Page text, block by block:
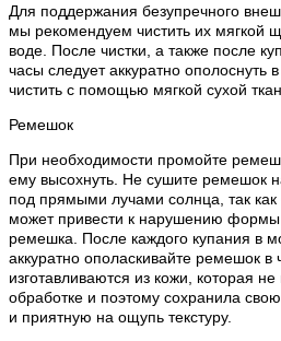
Для поддержания безупречного
мы рекомендуем чистить их мягкой
воде. После чистки, а также после
часы следует аккуратно ополоснуть
чистить с помощью мягкой сухой
Ремешок
При необходимости промойте
ему высохнуть. Не сушите ремешок
под прямыми лучами солнца, так
может привести к нарушению формы
ремешка. После каждого купания в
аккуратно ополаскивайте ремешок
изготавливаются из кожи, которая
обработке и поэтому сохранила
и приятную на ощупь текстуру.